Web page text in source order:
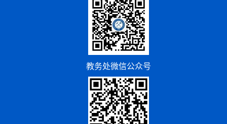
教务处微信公众号